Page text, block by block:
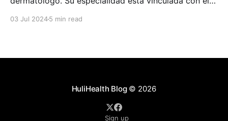
03 Jul 20245 min read
HuliHealth Blog© 2026
Sign up